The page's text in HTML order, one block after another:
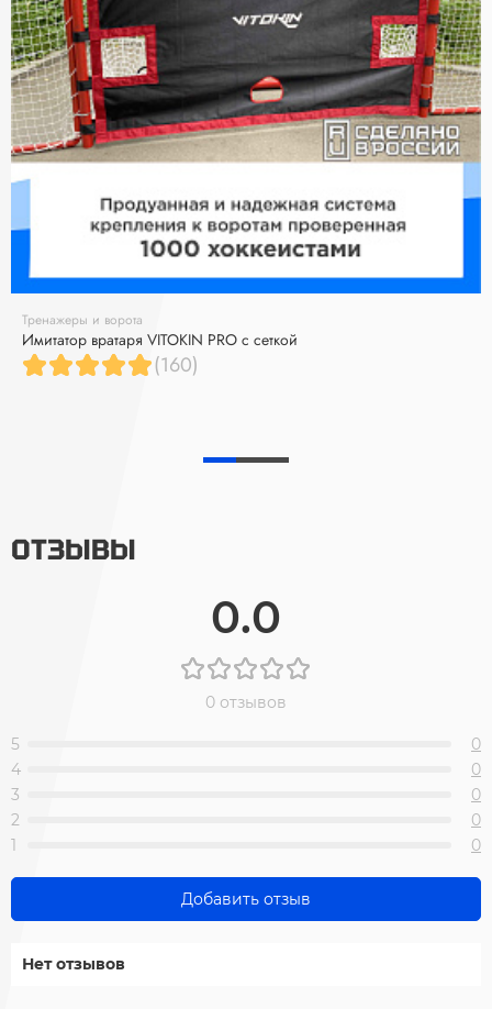
Тренажеры и ворота
Имитатор вратаря VITOKIN PRO с сеткой
(160)
ОТЗЫВЫ
0.0
0 отзывов
5
0
4
0
3
0
2
0
1
0
Добавить отзыв
Нет отзывов